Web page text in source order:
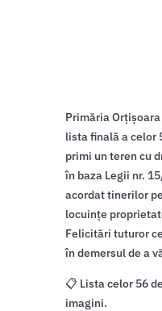
Primăria
lista finală a celor
primi un teren cu
în baza Legii nr.
acordat tinerilor
locuințe
Felicitări tuturor
în demersul de a
📋 Lista celor 56
imagini.